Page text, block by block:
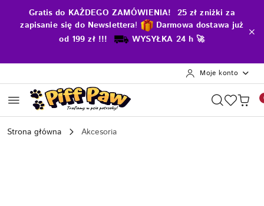
Przejdź do treści głównej
Przejdź do wyszukiwarki
Przejdź do moje konto
Przejdź do menu głównego
Przejdź do opisu produktu
Przejdź do stopki
Gratis do KAŻDEGO ZAMÓWIENIA! 25 zł zniżki za
zapisanie się do Newslettera! Darmowa dostawa już
od 199 zł !!!
WYSYŁKA 24 h 🚀
Moje konto
Strona główna Akcesoria